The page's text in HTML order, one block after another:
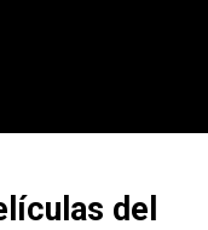
del